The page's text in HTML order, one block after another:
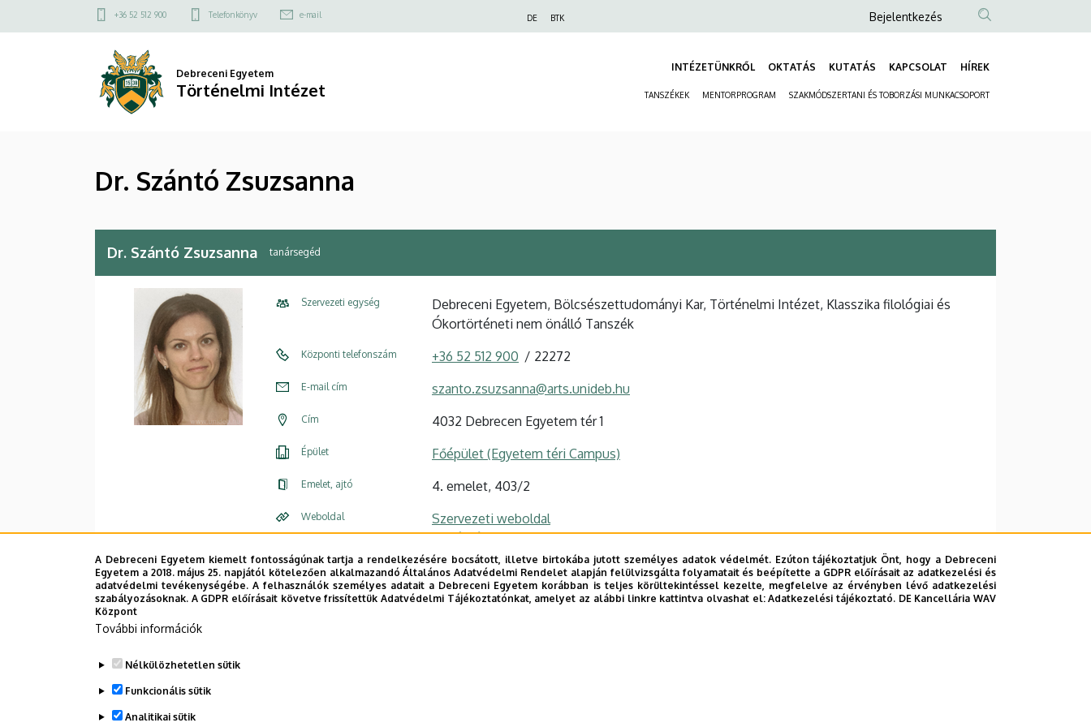
Zsuzsanna
a
Felső
menü
+36 52 512 900 Telefonkönyv e-mail DE BTK
Anonim
fiók
menüje
Bejelentkezés
Debreceni Egyetem
Történelmi Intézet
INTÉZETÜNKRŐL OKTATÁS KUTATÁS KAPCSOLAT HÍREK
TANSZÉKEK MENTORPROGRAM SZAKMÓDSZERTANI ÉS TOBORZÁSI MUNKACSOPORT
Dr. Szántó Zsuzsanna
Dr. Szántó Zsuzsanna tanársegéd
Szervezeti egység
Debreceni Egyetem, Bölcsészettudományi Kar, Történelmi Intézet, Klasszika filológiai és
Ókortörténeti nem önálló Tanszék
Központi telefonszám +36 52 512 900 22272
E-mail cím szanto.zsuzsanna@arts.unideb.hu
Cím 4032 Debrecen Egyetem tér 1
Épület Főépület (Egyetem téri Campus)
Emelet, ajtó 4. emelet, 403/2
Weboldal
Szervezeti weboldal
Tudóstér profil
A Debreceni Egyetem kiemelt fontosságúnak tartja a rendelkezésére bocsátott, illetve birtokába jutott személyes adatok védelmét. Ezúton tájékoztatjuk Önt, hogy a Debreceni
Egyetem a 2018. május 25. napjától kötelezően alkalmazandó Általános Adatvédelmi Rendelet alapján felülvizsgálta folyamatait és beépítette a GDPR előírásait az adatkezelési és
adatvédelmi tevékenységébe. A felhasználók személyes adatait a Debreceni Egyetem korábban is teljes körültekintéssel kezelte, megfelelve az érvényben lévő adatkezelési
szabályozásoknak. A GDPR előírásait követve frissítettük Adatvédelmi Tájékoztatónkat, amelyet az alábbi linkre kattintva olvashat el:Adatkezelési tájékoztató. DE Kancellária WAV
Központ
További információk
Nélkülözhetetlen sütik
Funkcionális sütik
Analitikai sütik